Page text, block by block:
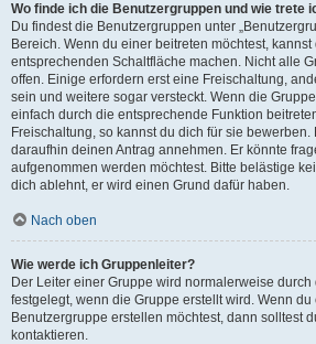
Wo finde ich die Benutzergruppen und wie trete
Du findest die Benutzergruppen unter
Bereich. Wenn du einer beitreten möchtest,
entsprechenden Schaltfläche machen. Nicht alle
offen. Einige erfordern erst eine Freischaltung,
sein und weitere sogar versteckt. Wenn die
einfach durch die entsprechende Funktion
Freischaltung, so kannst du dich für sie
daraufhin deinen Antrag annehmen. Er könnte
aufgenommen werden möchtest. Bitte belästige
dich ablehnt, er wird einen Grund dafür haben.
Nach oben
Wie werde ich Gruppenleiter?
Der Leiter einer Gruppe wird normalerweise
festgelegt, wenn die Gruppe erstellt wird. Wenn du
Benutzergruppe erstellen möchtest, dann solltest
kontaktieren.